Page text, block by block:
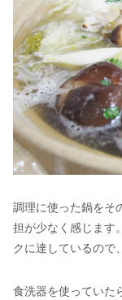
調理に使った鍋をそ
担が少なく感じます
クに達しているので
食洗器を使っていた